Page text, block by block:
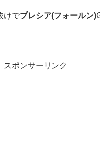
けでプレシア(フォールン)
スポンサーリンク